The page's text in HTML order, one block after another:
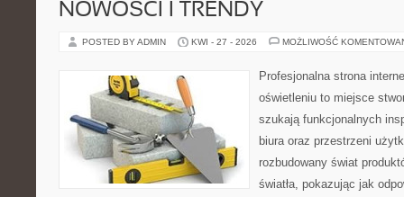
NOWOŚCI I TRENDY
POSTED BY ADMIN KWI - 27 - 2026 MOŻLIWOŚĆ
Profesjonalna strona
oświetleniu to miejsce
szukają funkcjonalnych
biura oraz przestrzeni
rozbudowany świat
światła, pokazując jak